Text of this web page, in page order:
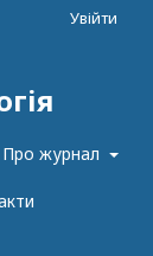
Про журнал
Увійти